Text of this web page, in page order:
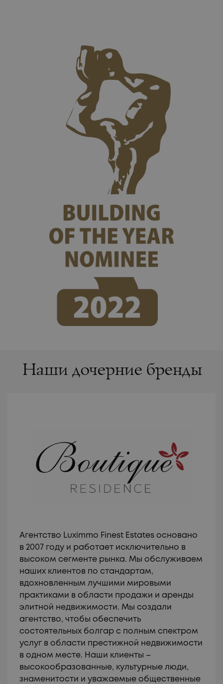
Наши дочерние бренды
Агентство Luximmo Finest Estates основано
в 2007 году и работает исключительно в
высоком сегменте рынка. Мы обслуживаем
наших клиентов по стандартам,
вдохновленным лучшими мировыми
практиками в области продажи и аренды
элитной недвижимости. Мы создали
агентство, чтобы обеспечить
состоятельных болгар с полным спектром
услуг в области престижной недвижимости
в одном месте. Наши клиенты –
высокообразованные, культурные люди,
знаменитости и уважаемые общественные